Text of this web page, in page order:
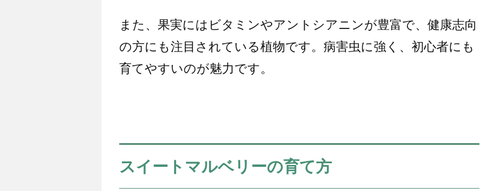
また、果実にはビタミンやアントシアニンが豊富で、健康志向
の方にも注目されている植物です。病害虫に強く、初心者にも
育てやすいのが魅力です。
スイートマルベリーの育て方